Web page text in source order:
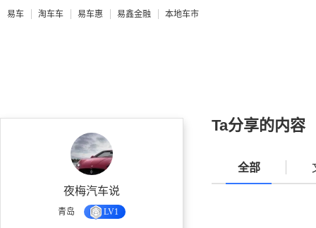
易车 淘车车 易车惠 易鑫金融 本地车市
夜梅汽车说
青岛 LV1
Ta分享的内容
全部